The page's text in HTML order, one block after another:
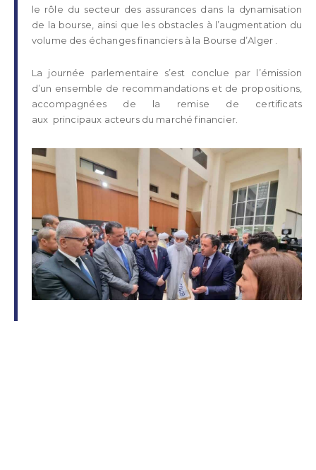
le rôle du secteur des assurances dans la dynamisation
de la bourse, ainsi que les obstacles à l’augmentation du
volume des échanges financiers à la Bourse d’Alger .
La journée parlementaire s’est conclue par l’émission
d’un ensemble de recommandations et de propositions,
accompagnées de la remise de certificats
aux principaux acteurs du marché financier.